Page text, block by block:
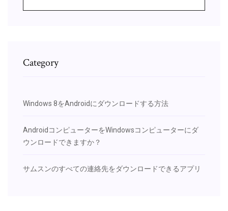
Category
Windows 8をAndroidにダウンロードする方法
AndroidコンピューターをWindowsコンピューターにダ
ウンロードできますか？
サムスンのすべての連絡先をダウンロードできるアプリ